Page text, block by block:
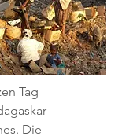
Tag
Die